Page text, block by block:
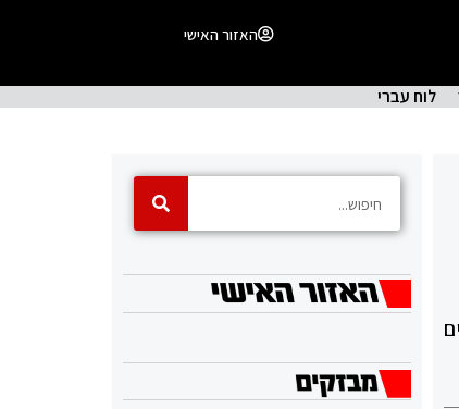
האזור האישי
לוח עברי